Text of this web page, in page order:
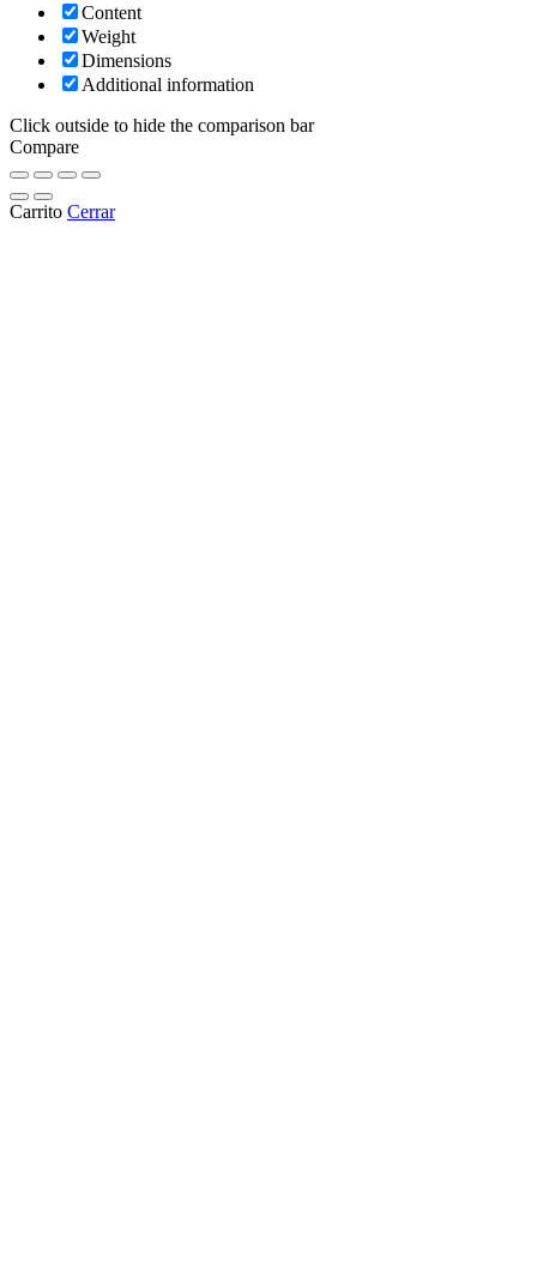
Content
Weight
Dimensions
Additional information
Click outside to hide the comparison bar
Compare
Carrito Cerrar